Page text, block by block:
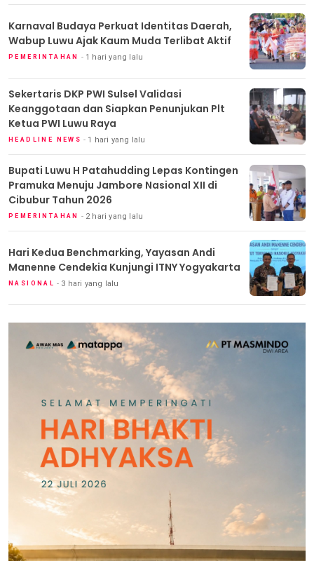
Karnaval Budaya Perkuat Identitas Daerah,
Wabup Luwu Ajak Kaum Muda Terlibat Aktif
PEMERINTAHAN 1 hari yang lalu
Sekertaris DKP PWI Sulsel Validasi
Keanggotaan dan Siapkan Penunjukan Plt
Ketua PWI Luwu Raya
HEADLINE NEWS 1 hari yang lalu
Bupati Luwu H Patahudding Lepas Kontingen
Pramuka Menuju Jambore Nasional XII di
Cibubur Tahun 2026
PEMERINTAHAN 2 hari yang lalu
Hari Kedua Benchmarking, Yayasan Andi
Manenne Cendekia Kunjungi ITNY Yogyakarta
NASIONAL 3 hari yang lalu